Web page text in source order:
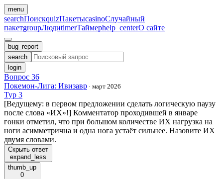
menu
searchПоискquizПакетыcasinoСлучайный
пакетgroupЛюдиtimerТаймерhelp_centerО сайте
bug_report
search
login
Вопрос 36
Покемон-Лига: Ивизавр · март 2026
Тур 3
[Ведущему: в первом предложении сделать логическую паузу
после слова «ИХ»!] Комментатор проходившей в январе
гонки отметил, что при большом количестве ИХ нагрузка на
ноги асимметрична и одна нога устаёт сильнее. Назовите ИХ
двумя словами.
Скрыть ответ
expand_less
thumb_up
0